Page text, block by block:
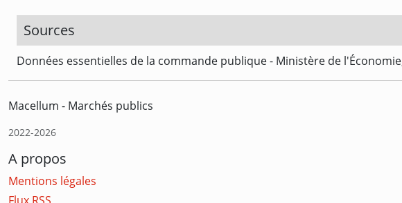
Sources
Données essentielles de la commande publique - Ministère de
Macellum - Marchés publics
2022-2026
A propos
Mentions légales